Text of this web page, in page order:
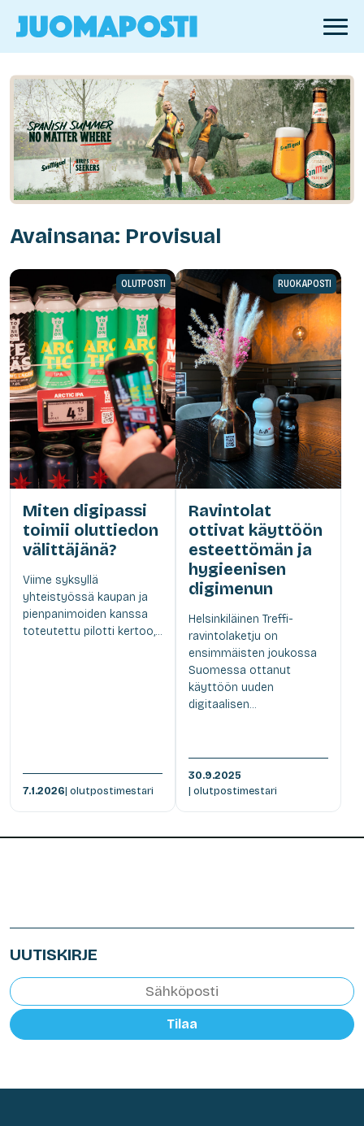
Avainsana: Provisual
OLUTPOSTI
Miten digipassi
toimii oluttiedon
välittäjänä?
Viime syksyllä
yhteistyössä kaupan ja
pienpanimoiden kanssa
toteutettu pilotti kertoo,...
7.1.2026| olutpostimestari
RUOKAPOSTI
Ravintolat
ottivat käyttöön
esteettömän ja
hygieenisen
digimenun
Helsinkiläinen Treffi-
ravintolaketju on
ensimmäisten joukossa
Suomessa ottanut
käyttöön uuden
digitaalisen...
30.9.2025
| olutpostimestari
UUTISKIRJE
Tilaa